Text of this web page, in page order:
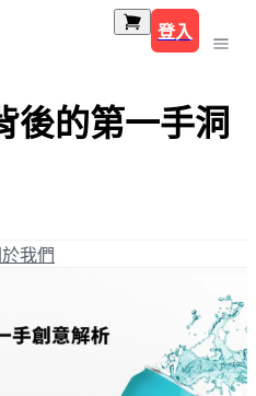
登入
後的第一手洞
於我們